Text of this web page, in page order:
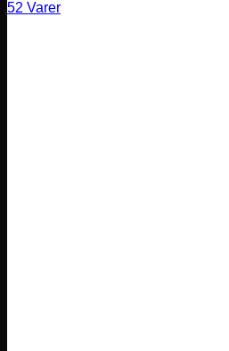
52 Varer